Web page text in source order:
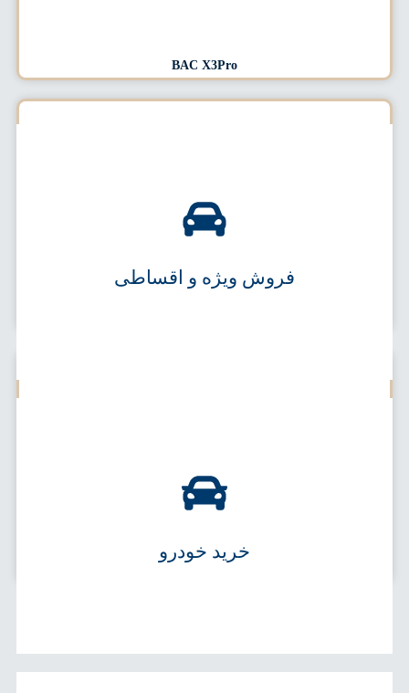
BAC X3Pro
فروش ویژه و اقساطی
خرید خودرو